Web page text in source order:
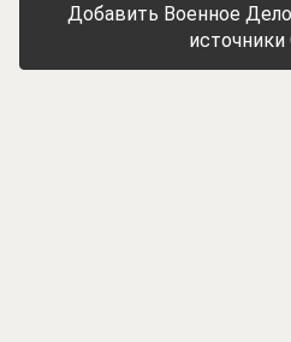
Добавить Военное
источники